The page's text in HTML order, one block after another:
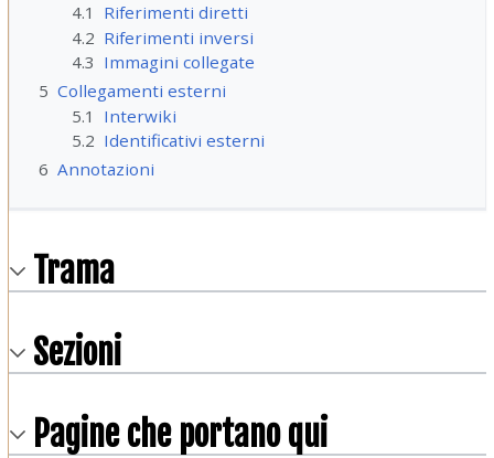
4.1
Riferimenti diretti
4.2 Riferimenti inversi
4.3 Immagini collegate
5 Collegamenti esterni
5.1
Interwiki
5.2 Identificativi esterni
6 Annotazioni
Trama
Sezioni
Pagine che portano qui